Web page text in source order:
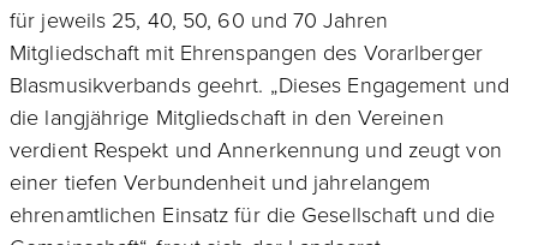
für jeweils 25, 40, 50, 60 und 70 Jahren
Mitgliedschaft mit Ehrenspangen des Vorarlberger
Blasmusikverbands geehrt. „Dieses Engagement und
die langjährige Mitgliedschaft in den Vereinen
verdient Respekt und Annerkennung und zeugt von
einer tiefen Verbundenheit und jahrelangem
ehrenamtlichen Einsatz für die Gesellschaft und die